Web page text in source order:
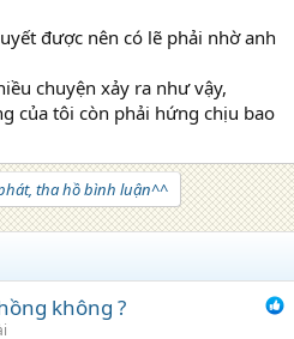
được nên có lẽ phải nhờ anh
chuyện xảy ra như vậy,
của tôi còn phải hứng chịu bao
tha hồ bình luận^^
không ?